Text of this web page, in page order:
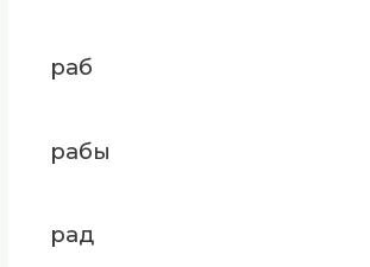
раб
рабы
рад